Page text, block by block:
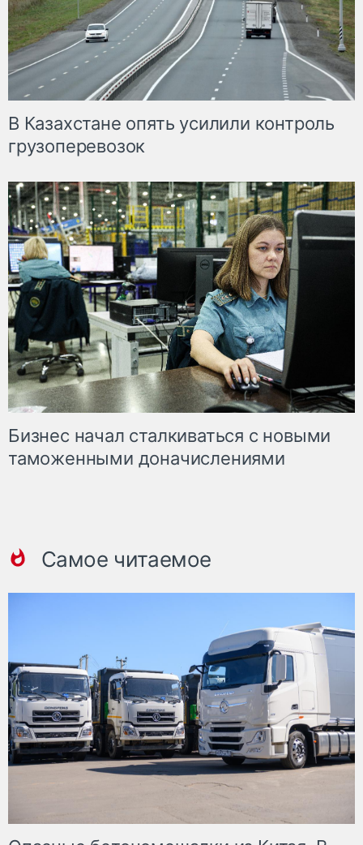
В Казахстане опять усилили контроль
грузоперевозок
Бизнес начал сталкиваться с новыми
таможенными доначислениями
Самое читаемое